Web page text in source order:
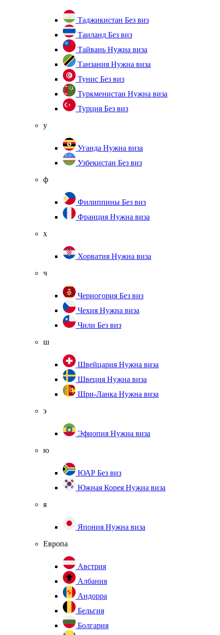
Таджикистан Без виз
Таиланд Без виз
Тайвань Нужна виза
Танзания Нужна виза
Тунис Без виз
Туркменистан Нужна виза
Турция Без виз
у
Уганда Нужна виза
Узбекистан Без виз
ф
Филиппины Без виз
Франция Нужна виза
х
Хорватия Нужна виза
ч
Черногория Без виз
Чехия Нужна виза
Чили Без виз
ш
Швейцария Нужна виза
Швеция Нужна виза
Шри-Ланка Нужна виза
э
Эфиопия Нужна виза
ю
ЮАР Без виз
Южная Корея Нужна виза
я
Япония Нужна виза
Европа
Австрия
Албания
Андорра
Бельгия
Болгария